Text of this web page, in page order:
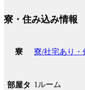
寮・住み込み情報
寮 寮/社宅あり・
部屋タ 1ルーム